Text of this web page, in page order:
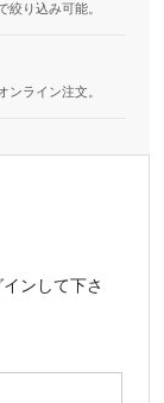
絞り込み可能。
ンライン注文。
ンして下さ